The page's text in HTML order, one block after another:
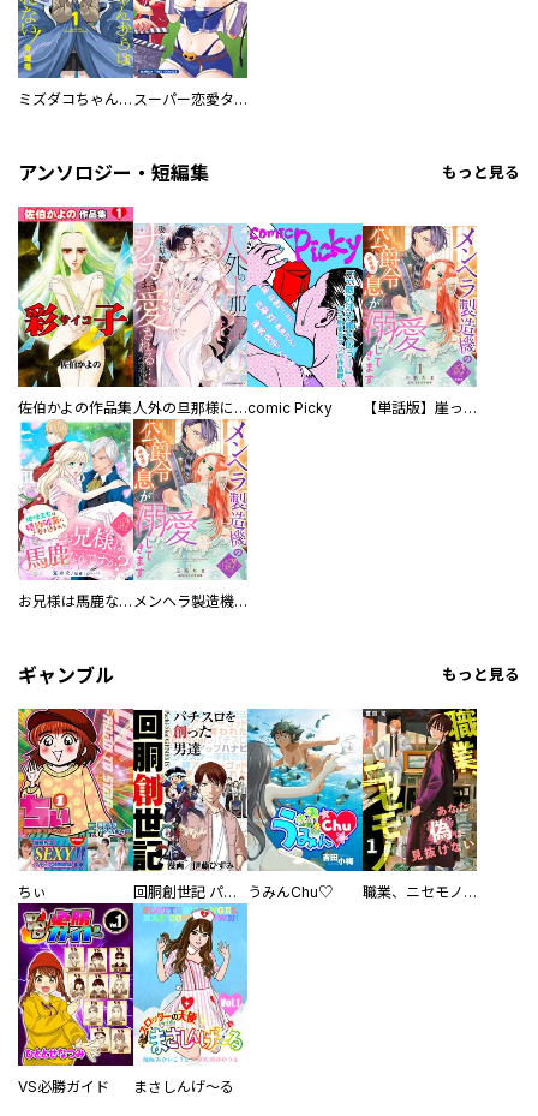
ミズダコちゃんからは逃げられない！ スーパー恋愛タイム！～現場でドＳな彼女は自宅でデレる～
アンソロジー・短編集 もっと見る
佐伯かよの作品集 人外の旦那様に娶られ毎晩ナカまで愛される…。アンソロジーcomic Picky 【単話版】崖っぷち令嬢ですが、意地と策略で幸せになります！シリーズ
お兄様は馬鹿なんですか？～地味王女は婚約破棄に巻き込まれる～ メンヘラ製造機の公爵令息（過保護）が溺愛してきます
ギャンブル もっと見る
ちぃ 回胴創世記 パチスロを創った男達 うみんChu♡ 職業、ニセモノ～あなたに偽は見抜けない【電子単行本版】
VS必勝ガイド まさしんげ～る